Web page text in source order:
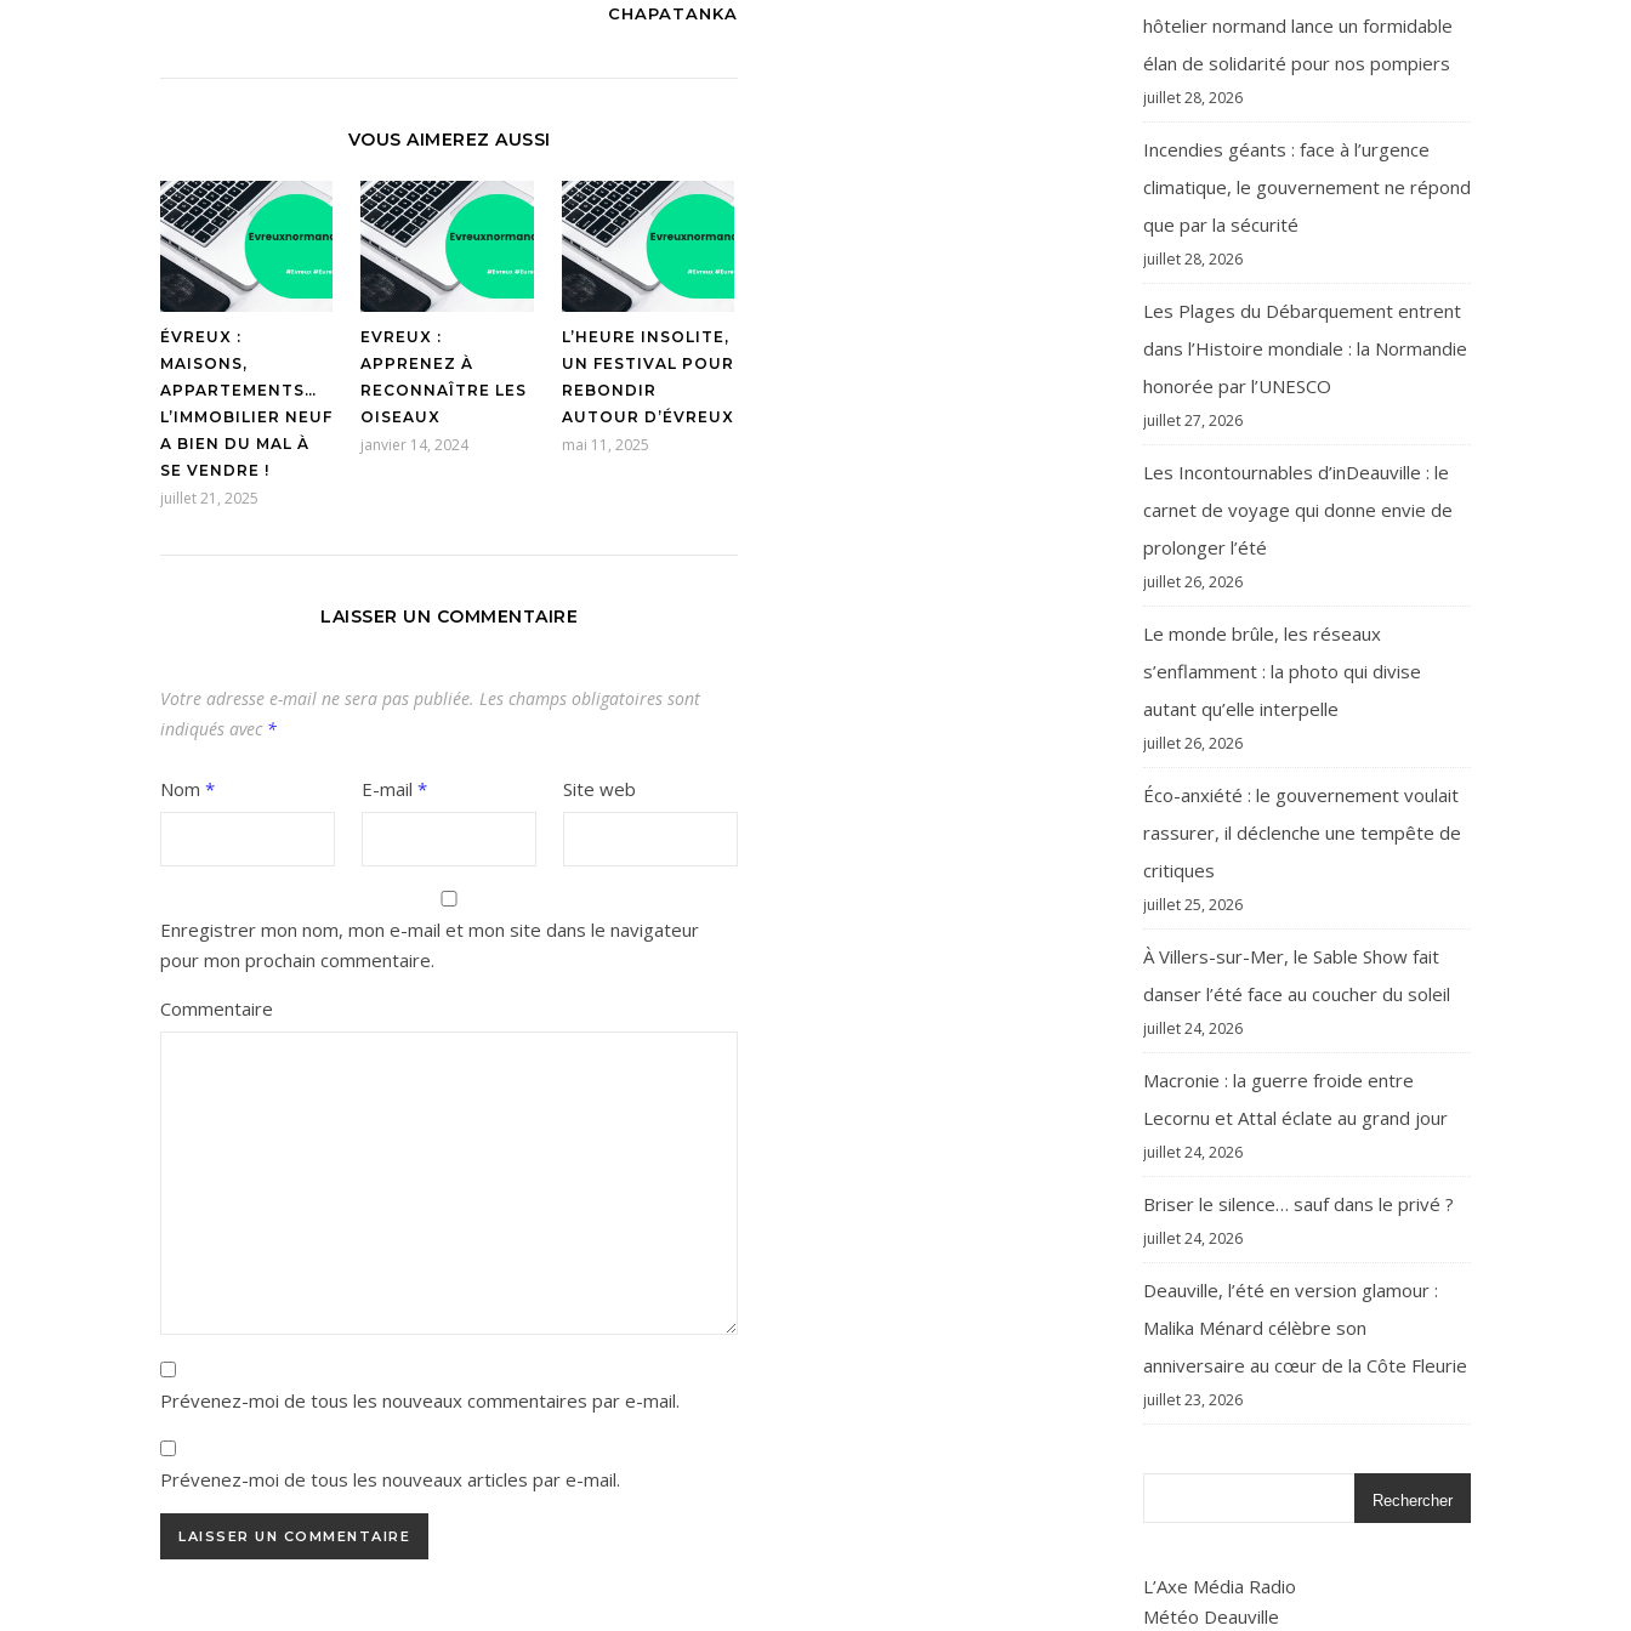
CHAPATANKA
VOUS AIMEREZ AUSSI
ÉVREUX :
MAISONS,
APPARTEMENTS…
L’IMMOBILIER NEUF
A BIEN DU MAL À
SE VENDRE !
juillet 21, 2025
EVREUX :
APPRENEZ À
RECONNAÎTRE LES
OISEAUX
janvier 14, 2024
L’HEURE INSOLITE,
UN FESTIVAL POUR
REBONDIR
AUTOUR D’ÉVREUX
mai 11, 2025
LAISSER UN COMMENTAIRE
Votre adresse e-mail ne sera pas publiée. Les champs obligatoires sont
indiqués avec *
Nom * E-mail * Site web
Enregistrer mon nom, mon e-mail et mon site dans le navigateur
pour mon prochain commentaire.
Commentaire
Prévenez-moi de tous les nouveaux commentaires par e-mail.
Prévenez-moi de tous les nouveaux articles par e-mail.
hôtelier normand lance un formidable
élan de solidarité pour nos pompiers
juillet 28, 2026
Incendies géants : face à l’urgence
climatique, le gouvernement ne répond
que par la sécurité
juillet 28, 2026
Les Plages du Débarquement entrent
dans l’Histoire mondiale : la Normandie
honorée par l’UNESCO
juillet 27, 2026
Les Incontournables d’inDeauville : le
carnet de voyage qui donne envie de
prolonger l’été
juillet 26, 2026
Le monde brûle, les réseaux
s’enflamment : la photo qui divise
autant qu’elle interpelle
juillet 26, 2026
Éco-anxiété : le gouvernement voulait
rassurer, il déclenche une tempête de
critiques
juillet 25, 2026
À Villers-sur-Mer, le Sable Show fait
danser l’été face au coucher du soleil
juillet 24, 2026
Macronie : la guerre froide entre
Lecornu et Attal éclate au grand jour
juillet 24, 2026
Briser le silence… sauf dans le privé ?
juillet 24, 2026
Deauville, l’été en version glamour :
Malika Ménard célèbre son
anniversaire au cœur de la Côte Fleurie
juillet 23, 2026
Rechercher
L’Axe Média Radio
Météo Deauville